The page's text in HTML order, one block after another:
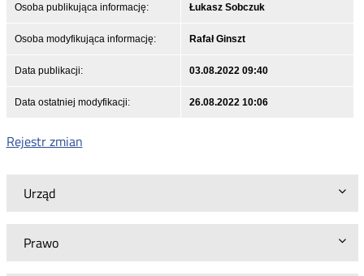
Urząd
Prawo
Osoba publikująca informację: Łukasz Sobczuk
Osoba modyfikująca informację: Rafał Ginszt
Data publikacji: 03.08.2022 09:40
Data ostatniej modyfikacji: 26.08.2022 10:06
Rejestr zmian